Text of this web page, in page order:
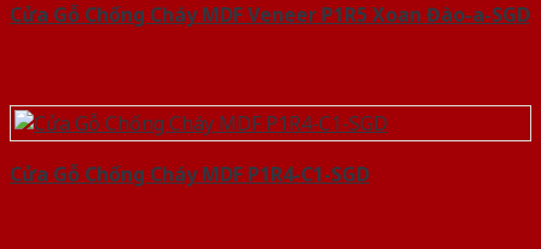
Cửa Gỗ Chống Cháy MDF Veneer P1R5 Xoan Đào-a-SGD
Cửa Gỗ Chống Cháy MDF P1R4-C1-SGD